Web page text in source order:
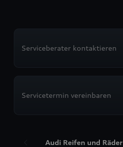
Serviceberater kontaktieren
Servicetermin vereinbaren
Audi Reifen und Räder